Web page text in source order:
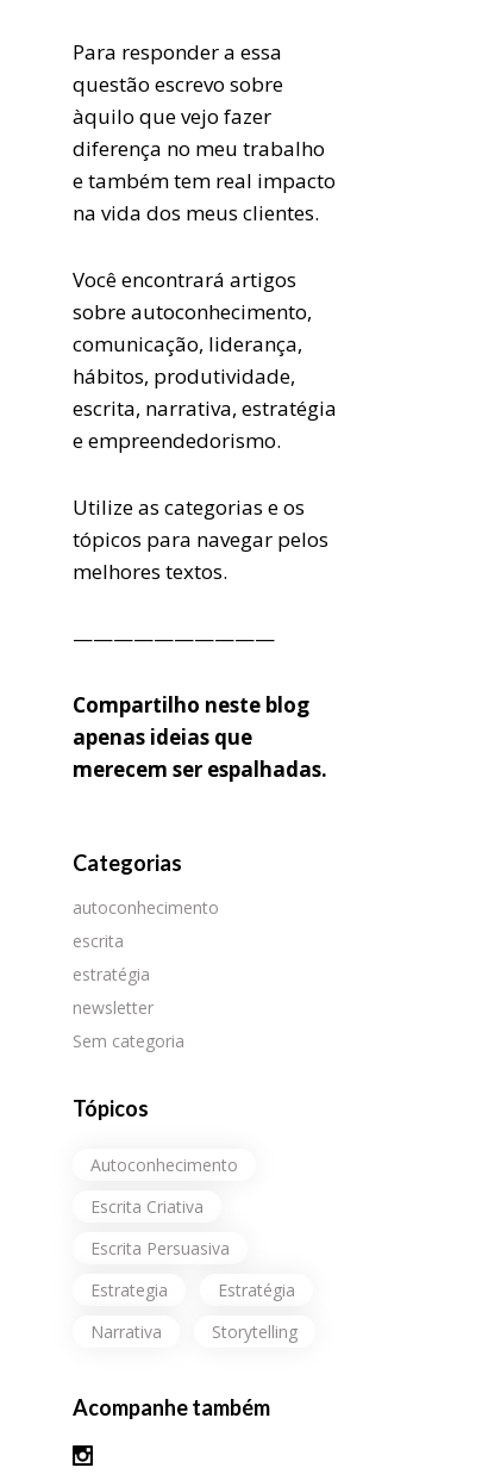
Para responder a essa
questão escrevo sobre
àquilo que vejo fazer
diferença no meu trabalho
e também tem real impacto
na vida dos meus clientes.
Você encontrará artigos
sobre autoconhecimento,
comunicação, liderança,
hábitos, produtividade,
escrita, narrativa, estratégia
e empreendedorismo.
Utilize as categorias e os
tópicos para navegar pelos
melhores textos.
——————————
Compartilho neste blog
apenas ideias que
merecem ser espalhadas.
Categorias
autoconhecimento
escrita
estratégia
newsletter
Sem categoria
Tópicos
Autoconhecimento
Escrita Criativa
Escrita Persuasiva
Estrategia
Estratégia
Narrativa
Storytelling
Acompanhe também